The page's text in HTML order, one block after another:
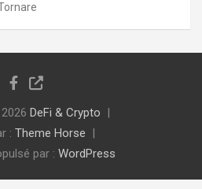
DeFi & Crypto
: Theme Horse
par : WordPress